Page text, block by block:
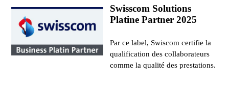
Swisscom Solutions
Platine Partner 2025
Par ce label, Swiscom certifie la
qualification des collaborateurs
comme la qualité des prestations.